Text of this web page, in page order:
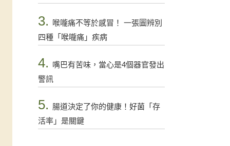
3.
喉嚨痛不等於感冒！ 一張圖辨別
四種「喉嚨痛」疾病
4. 嘴巴有苦味，當心是4個器官發出
警訊
5. 腸道決定了你的健康！好菌「存
活率」是關鍵